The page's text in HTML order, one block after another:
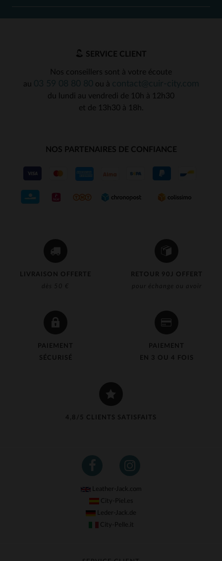
LIVRAISON OFFERTE
dès 50 €
RETOUR 90J OFFERT
pour échange ou avoir
PAIEMENT
SÉCURISÉ
PAIEMENT
EN 3 OU 4 FOIS
4,8/5 CLIENTS SATISFAITS
SERVICE CLIENT
Nos conseillers sont à votre écoute
au
ou à
du lundi au vendredi de 10h à 12h30
et de 13h30 à 18h.
NOS PARTENAIRES DE CONFIANCE
Leather-Jack.com
City-Piel.es
Leder-Jack.de
City-Pelle.it